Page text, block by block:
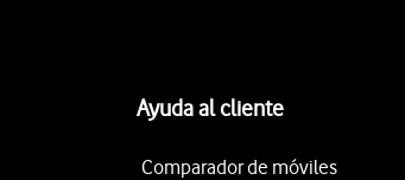
Ayuda al cliente
Comparador de móviles